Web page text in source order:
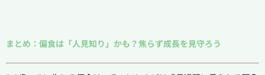
まとめ：偏食は「人見知り」かも？焦らず成長を見守ろう